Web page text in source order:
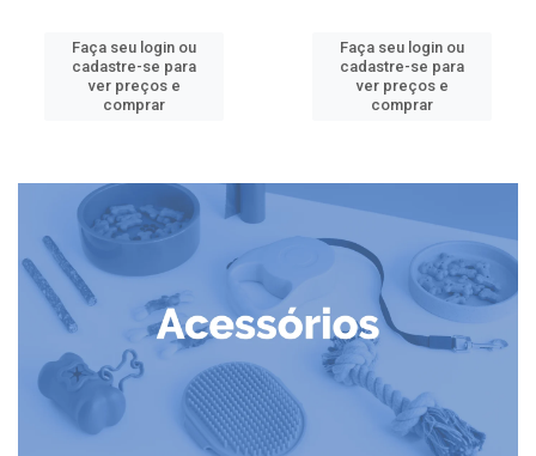
Faça seu login ou
cadastre-se para
ver preços e
comprar
Faça seu login ou
cadastre-se para
ver preços e
comprar